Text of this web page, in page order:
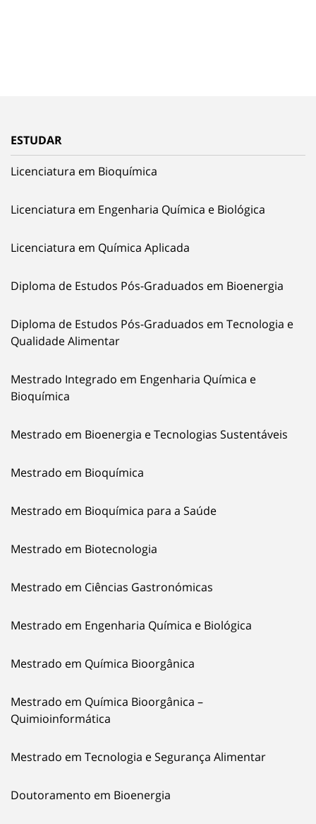
ESTUDAR
Licenciatura em Bioquímica
Licenciatura em Engenharia Química e Biológica
Licenciatura em Química Aplicada
Diploma de Estudos Pós-Graduados em Bioenergia
Diploma de Estudos Pós-Graduados em Tecnologia e
Qualidade Alimentar
Mestrado Integrado em Engenharia Química e
Bioquímica
Mestrado em Bioenergia e Tecnologias Sustentáveis
Mestrado em Bioquímica
Mestrado em Bioquímica para a Saúde
Mestrado em Biotecnologia
Mestrado em Ciências Gastronómicas
Mestrado em Engenharia Química e Biológica
Mestrado em Química Bioorgânica
Mestrado em Química Bioorgânica –
Quimioinformática
Mestrado em Tecnologia e Segurança Alimentar
Doutoramento em Bioenergia